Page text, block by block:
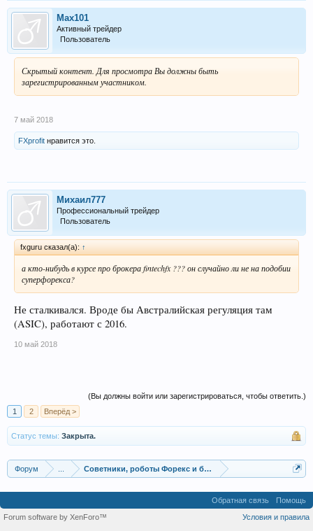
Max101
Активный трейдер
Пользователь
Скрытый контент. Для просмотра Вы должны быть
зарегистрированным участником.
7 май 2018
FXprofit нравится это.
Михаил777
Профессиональный трейдер
Пользователь
fxguru сказал(а): ↑
а кто-нибудь в курсе про брокера fintechfx ??? он случайно ли не на подобии
суперфорекса?
Не сталкивался. Вроде бы Австралийская регуляция там
(ASIC), работают с 2016.
10 май 2018
(Вы должны войти или зарегистрироваться, чтобы ответить.)
1
2 Вперёд >
Статус темы: Закрыта.
Форум Советники, роботы Форекс и бинарных опционов
Обратная связь
Помощь
Условия и правила
Forum software by XenForo™